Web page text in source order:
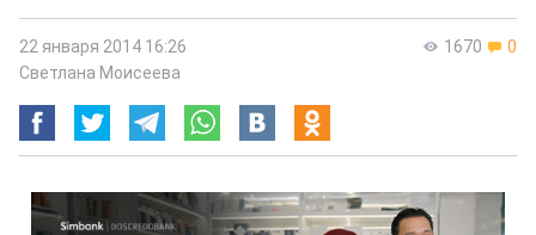
1670 0
22 января 2014 16:26
Светлана Моисеева